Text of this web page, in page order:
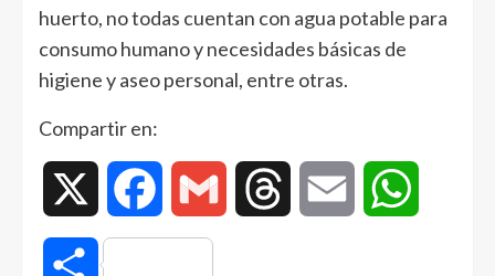
huerto, no todas cuentan con agua potable para
consumo humano y necesidades básicas de
higiene y aseo personal, entre otras.
Compartir en:
Facebook Gmail Threads Email
Compartir